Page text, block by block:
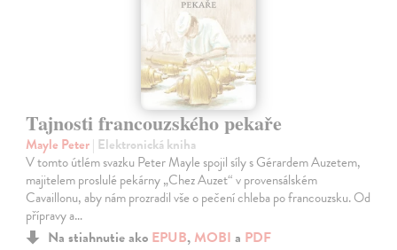
Tajnosti francouzského pekaře
Mayle Peter| Elektronická kniha
V tomto útlém svazku Peter Mayle spojil síly s Gérardem Auzetem,
majitelem proslulé pekárny „Chez Auzet“ v provensálském
Cavaillonu, aby nám prozradil vše o pečení chleba po francouzsku. Od
přípravy a…
Na stiahnutie ako EPUB, MOBI a PDF